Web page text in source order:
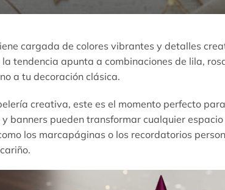
cargada de colores vibrantes y detalles
la tendencia apunta a combinaciones de lila,
a tu decoración clásica.
creativa, este es el momento perfecto
banners pueden transformar cualquier
los marcapáginas o los recordatorios